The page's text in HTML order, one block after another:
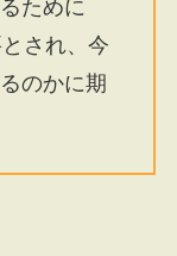
ために
され、今
のかに期